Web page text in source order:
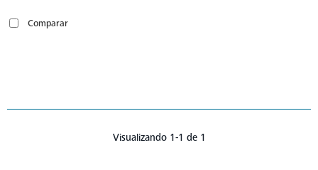
Comparar
Visualizando 1-1 de 1